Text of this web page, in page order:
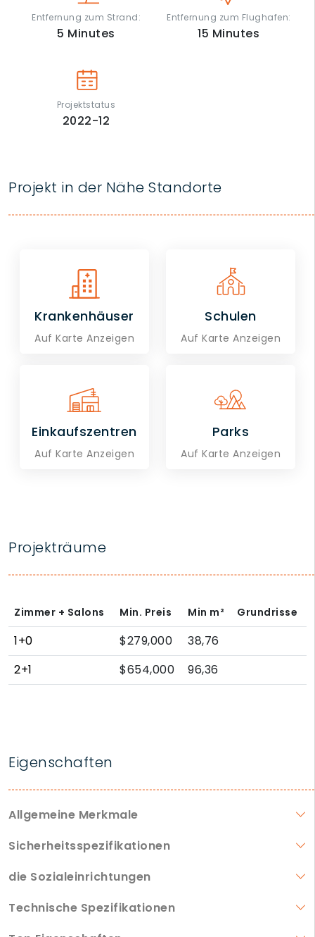
Entfernung zum Strand:
5 Minutes
Entfernung zum Flughafen:
15 Minutes
Projektstatus
2022-12
Projekt in der Nähe Standorte
Krankenhäuser
Auf Karte Anzeigen
Schulen
Auf Karte Anzeigen
Einkaufszentren
Auf Karte Anzeigen
Parks
Auf Karte Anzeigen
Projekträume
Zimmer + Salons Min. Preis Min m² Grundrisse
1+0 $279,000
38,76
2+1
$654,000 96,36
Eigenschaften
Allgemeine Merkmale
Sicherheitsspezifikationen
die Sozialeinrichtungen
Technische Spezifikationen